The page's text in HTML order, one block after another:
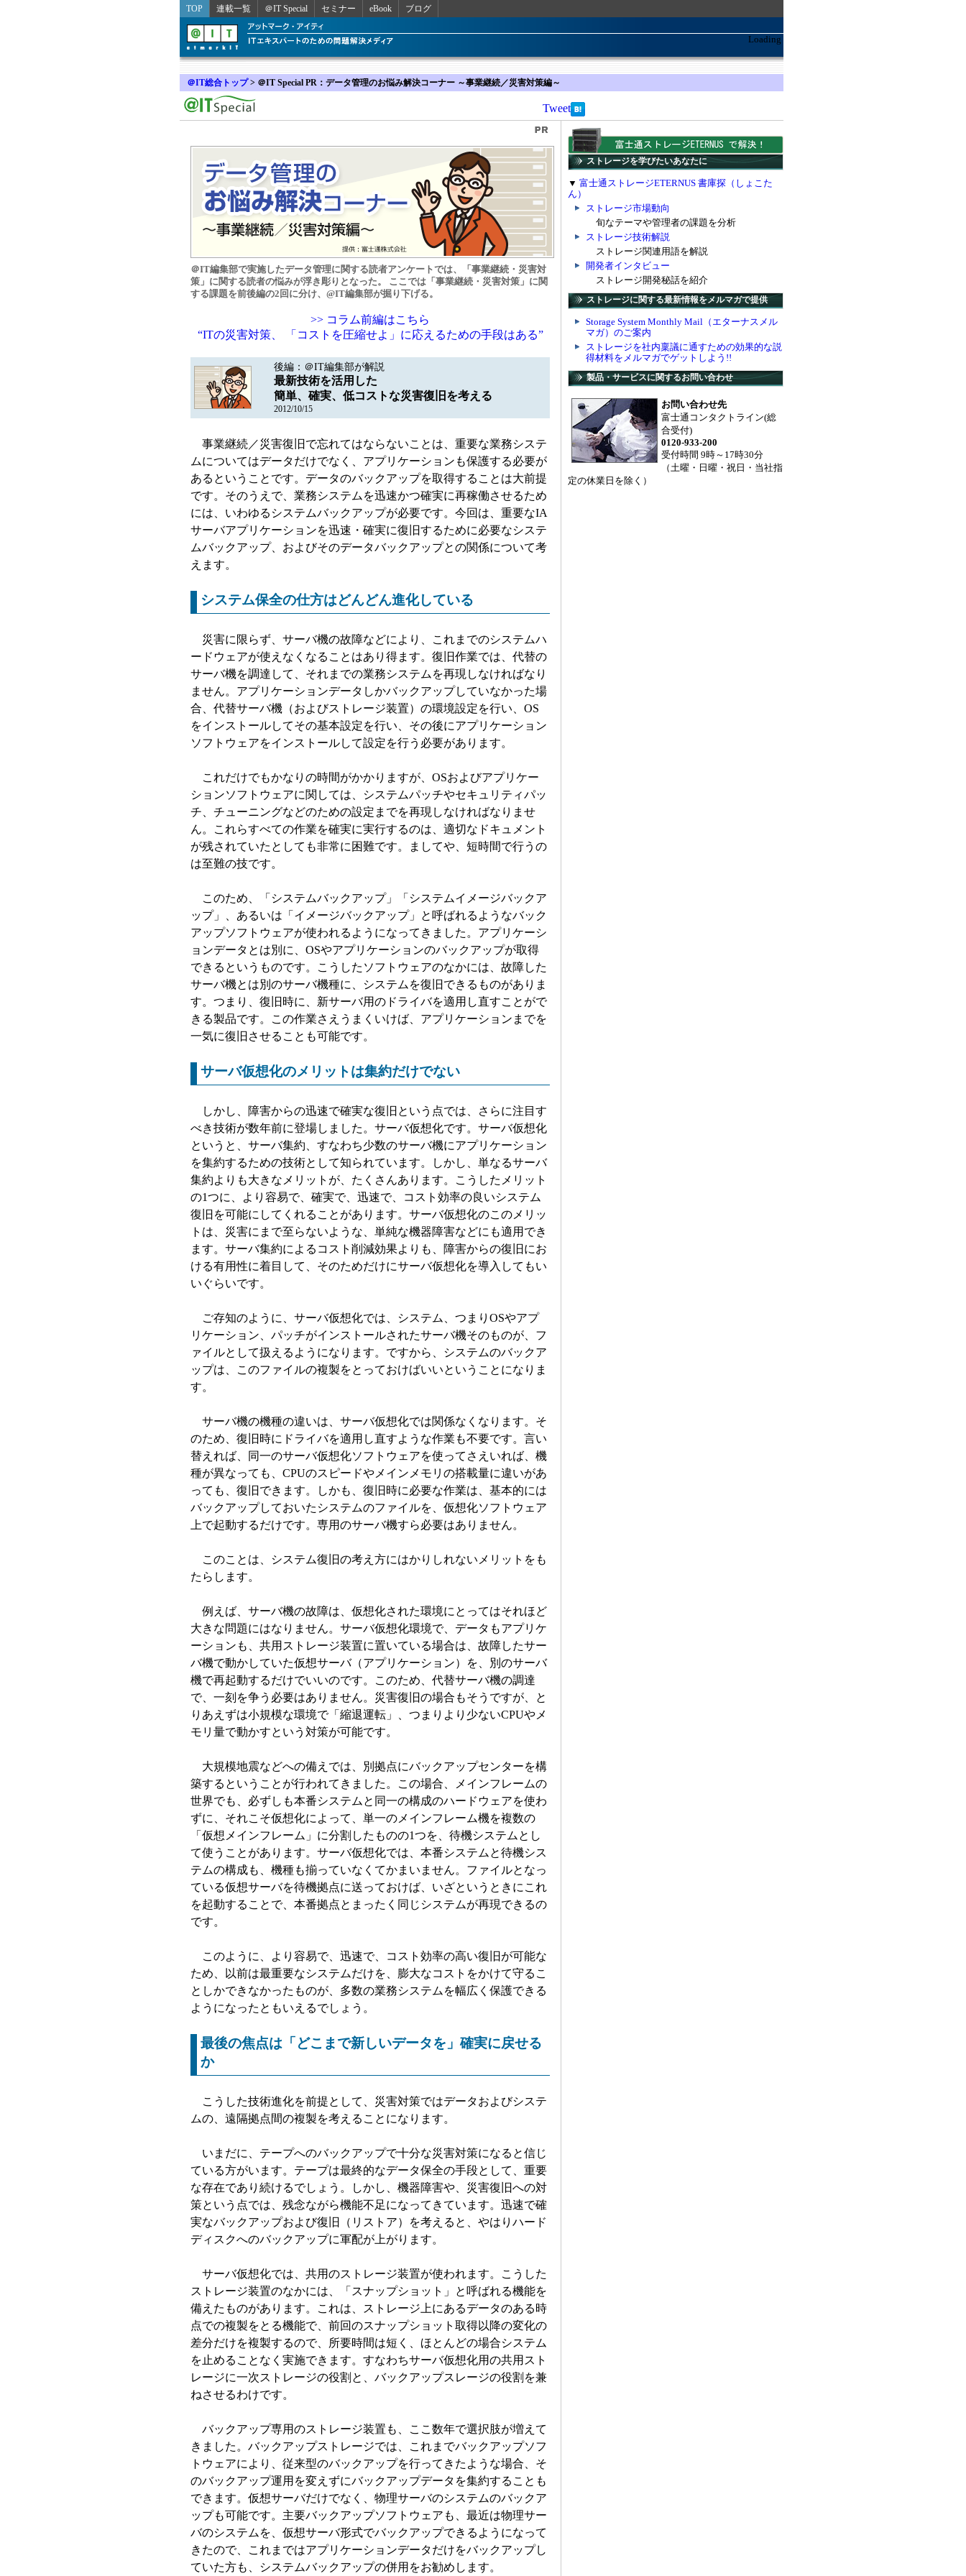
TOP 連載一覧 ＠IT Special セミナー eBook ブログ
Loading
＠IT総合トップ> ＠IT Special PR：データ管理のお悩み解決コーナー ～事業継続／災害対策編～
Tweet
＠IT編集部で実施したデータ管理に関する読者アンケートでは、「事業継続・災害対
策」に関する読者の悩みが浮き彫りとなった。 ここでは「事業継続・災害対策」に関
する課題を前後編の2回に分け、@IT編集部が掘り下げる。
>> コラム前編はこちら
“ITの災害対策、 「コストを圧縮せよ」に応えるための手段はある”
後編：＠IT編集部が解説
最新技術を活用した
簡単、確実、低コストな災害復旧を考える
2012/10/15
事業継続／災害復旧で忘れてはならないことは、重要な業務システ
ムについてはデータだけでなく、アプリケーションも保護する必要が
あるということです。データのバックアップを取得することは大前提
です。そのうえで、業務システムを迅速かつ確実に再稼働させるため
には、いわゆるシステムバックアップが必要です。今回は、重要なIA
サーバアプリケーションを迅速・確実に復旧するために必要なシステ
ムバックアップ、およびそのデータバックアップとの関係について考
えます。
システム保全の仕方はどんどん進化している
災害に限らず、サーバ機の故障などにより、これまでのシステムハ
ードウェアが使えなくなることはあり得ます。復旧作業では、代替の
サーバ機を調達して、それまでの業務システムを再現しなければなり
ません。アプリケーションデータしかバックアップしていなかった場
合、代替サーバ機（およびストレージ装置）の環境設定を行い、OS
をインストールしてその基本設定を行い、その後にアプリケーション
ソフトウェアをインストールして設定を行う必要があります。
これだけでもかなりの時間がかかりますが、OSおよびアプリケー
ションソフトウェアに関しては、システムパッチやセキュリティパッ
チ、チューニングなどのための設定までを再現しなければなりませ
ん。これらすべての作業を確実に実行するのは、適切なドキュメント
が残されていたとしても非常に困難です。ましてや、短時間で行うの
は至難の技です。
このため、「システムバックアップ」「システムイメージバックア
ップ」、あるいは「イメージバックアップ」と呼ばれるようなバック
アップソフトウェアが使われるようになってきました。アプリケーシ
ョンデータとは別に、OSやアプリケーションのバックアップが取得
できるというものです。こうしたソフトウェアのなかには、故障した
サーバ機とは別のサーバ機種に、システムを復旧できるものがありま
す。つまり、復旧時に、新サーバ用のドライバを適用し直すことがで
きる製品です。この作業さえうまくいけば、アプリケーションまでを
一気に復旧させることも可能です。
サーバ仮想化のメリットは集約だけでない
しかし、障害からの迅速で確実な復旧という点では、さらに注目す
べき技術が数年前に登場しました。サーバ仮想化です。サーバ仮想化
というと、サーバ集約、すなわち少数のサーバ機にアプリケーション
を集約するための技術として知られています。しかし、単なるサーバ
集約よりも大きなメリットが、たくさんあります。こうしたメリット
の1つに、より容易で、確実で、迅速で、コスト効率の良いシステム
復旧を可能にしてくれることがあります。サーバ仮想化のこのメリッ
トは、災害にまで至らないような、単純な機器障害などにも適用でき
ます。サーバ集約によるコスト削減効果よりも、障害からの復旧にお
ける有用性に着目して、そのためだけにサーバ仮想化を導入してもい
いぐらいです。
ご存知のように、サーバ仮想化では、システム、つまりOSやアプ
リケーション、パッチがインストールされたサーバ機そのものが、フ
ァイルとして扱えるようになります。ですから、システムのバックア
ップは、このファイルの複製をとっておけばいいということになりま
す。
サーバ機の機種の違いは、サーバ仮想化では関係なくなります。そ
のため、復旧時にドライバを適用し直すような作業も不要です。言い
替えれば、同一のサーバ仮想化ソフトウェアを使ってさえいれば、機
種が異なっても、CPUのスピードやメインメモリの搭載量に違いがあ
っても、復旧できます。しかも、復旧時に必要な作業は、基本的には
バックアップしておいたシステムのファイルを、仮想化ソフトウェア
上で起動するだけです。専用のサーバ機すら必要はありません。
このことは、システム復旧の考え方にはかりしれないメリットをも
たらします。
例えば、サーバ機の故障は、仮想化された環境にとってはそれほど
大きな問題にはなりません。サーバ仮想化環境で、データもアプリケ
ーションも、共用ストレージ装置に置いている場合は、故障したサー
バ機で動かしていた仮想サーバ（アプリケーション）を、別のサーバ
機で再起動するだけでいいのです。このため、代替サーバ機の調達
で、一刻を争う必要はありません。災害復旧の場合もそうですが、と
りあえずは小規模な環境で「縮退運転」、つまりより少ないCPUやメ
モリ量で動かすという対策が可能です。
大規模地震などへの備えでは、別拠点にバックアップセンターを構
築するということが行われてきました。この場合、メインフレームの
世界でも、必ずしも本番システムと同一の構成のハードウェアを使わ
ずに、それこそ仮想化によって、単一のメインフレーム機を複数の
「仮想メインフレーム」に分割したものの1つを、待機システムとし
て使うことがあります。サーバ仮想化では、本番システムと待機シス
テムの構成も、機種も揃っていなくてかまいません。ファイルとなっ
ている仮想サーバを待機拠点に送っておけば、いざというときにこれ
を起動することで、本番拠点とまったく同じシステムが再現できるの
です。
このように、より容易で、迅速で、コスト効率の高い復旧が可能な
ため、以前は最重要なシステムだけを、膨大なコストをかけて守るこ
としかできなかったものが、多数の業務システムを幅広く保護できる
ようになったともいえるでしょう。
最後の焦点は「どこまで新しいデータを」確実に戻せる
か
こうした技術進化を前提として、災害対策ではデータおよびシステ
ムの、遠隔拠点間の複製を考えることになります。
いまだに、テープへのバックアップで十分な災害対策になると信じ
ている方がいます。テープは最終的なデータ保全の手段として、重要
な存在であり続けるでしょう。しかし、機器障害や、災害復旧への対
策という点では、残念ながら機能不足になってきています。迅速で確
実なバックアップおよび復旧（リストア）を考えると、やはりハード
ディスクへのバックアップに軍配が上がります。
サーバ仮想化では、共用のストレージ装置が使われます。こうした
ストレージ装置のなかには、「スナップショット」と呼ばれる機能を
備えたものがあります。これは、ストレージ上にあるデータのある時
点での複製をとる機能で、前回のスナップショット取得以降の変化の
差分だけを複製するので、所要時間は短く、ほとんどの場合システム
を止めることなく実施できます。すなわちサーバ仮想化用の共用スト
レージに一次ストレージの役割と、バックアップスレージの役割を兼
ねさせるわけです。
バックアップ専用のストレージ装置も、ここ数年で選択肢が増えて
きました。バックアップストレージでは、これまでバックアップソフ
トウェアにより、従来型のバックアップを行ってきたような場合、そ
のバックアップ運用を変えずにバックアップデータを集約することも
できます。仮想サーバだけでなく、物理サーバのシステムのバックア
ップも可能です。主要バックアップソフトウェアも、最近は物理サー
バのシステムを、仮想サーバ形式でバックアップできるようになって
きたので、これまではアプリケーションデータだけをバックアップし
ていた方も、システムバックアップの併用をお勧めします。
ストレージを学びたいあなたに
▼ 富士通ストレージETERNUS 書庫探（しょこた
ん）
ストレージ市場動向
旬なテーマや管理者の課題を分析
ストレージ技術解説
ストレージ関連用語を解説
開発者インタビュー
ストレージ開発秘話を紹介
ストレージに関する最新情報をメルマガで提供
Storage System Monthly Mail（エターナスメル
マガ）のご案内
ストレージを社内稟議に通すための効果的な説
得材料をメルマガでゲットしよう!!
製品・サービスに関するお問い合わせ
お問い合わせ先
富士通コンタクトライン(総
合受付)
0120-933-200
受付時間 9時～17時30分
（土曜・日曜・祝日・当社指
定の休業日を除く）